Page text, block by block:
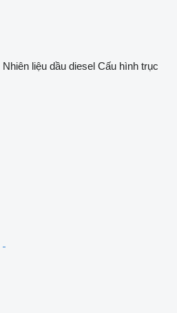
Nhiên liệu dầu diesel Cấu hình trục